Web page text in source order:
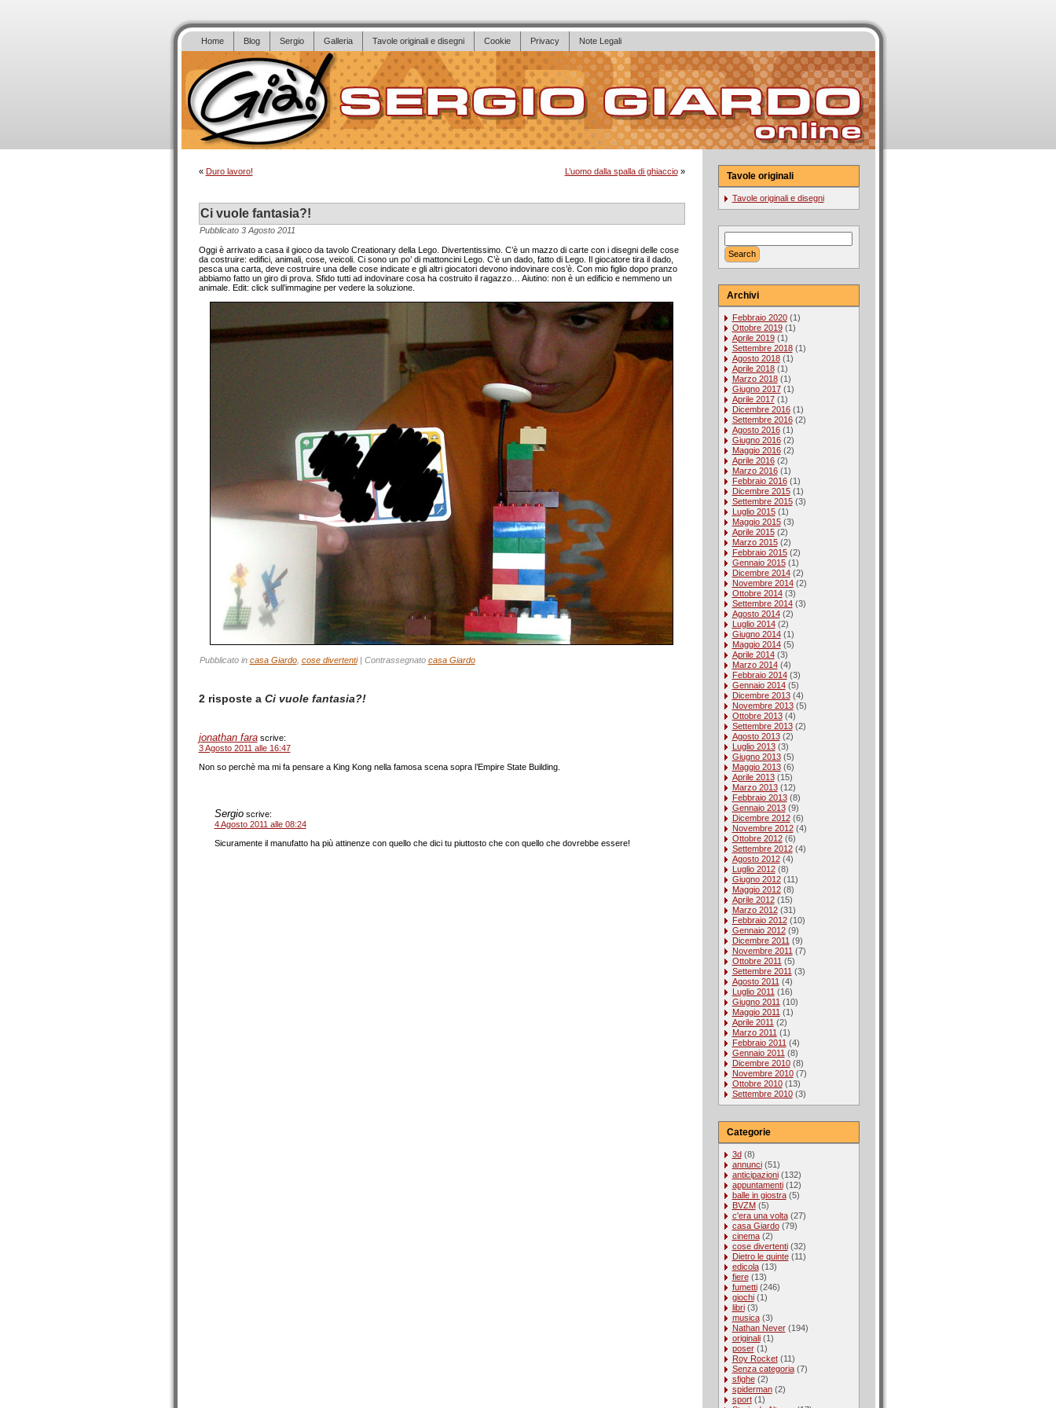
Home Blog Sergio Galleria Tavole originali e disegni Cookie Privacy Note Legali
« Duro lavoro! L’uomo dalla spalla di ghiaccio»
Ci vuole fantasia?!
Pubblicato 3 Agosto 2011
Oggi è arrivato a casa il gioco da tavolo Creationary della Lego. Divertentissimo. C’è un mazzo di carte con i disegni delle cose
da costruire: edifici, animali, cose, veicoli. Ci sono un po’ di mattoncini Lego. C’è un dado, fatto di Lego. Il giocatore tira il dado,
pesca una carta, deve costruire una delle cose indicate e gli altri giocatori devono indovinare cos’è. Con mio figlio dopo pranzo
abbiamo fatto un giro di prova. Sfido tutti ad indovinare cosa ha costruito il ragazzo… Aiutino: non è un edificio e nemmeno un
animale. Edit: click sull’immagine per vedere la soluzione.
Pubblicato in casa Giardo, cose divertenti| Contrassegnato casa Giardo
2 risposte a Ci vuole fantasia?!
jonathan fara scrive:
3 Agosto 2011 alle 16:47
Non so perchè ma mi fa pensare a King Kong nella famosa scena sopra l’Empire State Building.
Sergio scrive:
4 Agosto 2011 alle 08:24
Sicuramente il manufatto ha più attinenze con quello che dici tu piuttosto che con quello che dovrebbe essere!
Tavole originali
Tavole originali e disegni
Archivi
Febbraio 2020(1)
Ottobre 2019(1)
Aprile 2019(1)
Settembre 2018(1)
Agosto 2018(1)
Aprile 2018(1)
Marzo 2018(1)
Giugno 2017(1)
Aprile 2017(1)
Dicembre 2016(1)
Settembre 2016(2)
Agosto 2016(1)
Giugno 2016(2)
Maggio 2016(2)
Aprile 2016(2)
Marzo 2016(1)
Febbraio 2016(1)
Dicembre 2015(1)
Settembre 2015(3)
Luglio 2015(1)
Maggio 2015(3)
Aprile 2015(2)
Marzo 2015(2)
Febbraio 2015(2)
Gennaio 2015(1)
Dicembre 2014(2)
Novembre 2014(2)
Ottobre 2014(3)
Settembre 2014(3)
Agosto 2014(2)
Luglio 2014(2)
Giugno 2014(1)
Maggio 2014(5)
Aprile 2014(3)
Marzo 2014(4)
Febbraio 2014(3)
Gennaio 2014(5)
Dicembre 2013(4)
Novembre 2013(5)
Ottobre 2013(4)
Settembre 2013(2)
Agosto 2013(2)
Luglio 2013(3)
Giugno 2013(5)
Maggio 2013(6)
Aprile 2013(15)
Marzo 2013(12)
Febbraio 2013(8)
Gennaio 2013(9)
Dicembre 2012(6)
Novembre 2012(4)
Ottobre 2012(6)
Settembre 2012(4)
Agosto 2012(4)
Luglio 2012(8)
Giugno 2012(11)
Maggio 2012(8)
Aprile 2012(15)
Marzo 2012(31)
Febbraio 2012(10)
Gennaio 2012(9)
Dicembre 2011 (9)
Novembre 2011 (7)
Ottobre 2011 (5)
Settembre 2011 (3)
Agosto 2011 (4)
Luglio 2011 (16)
Giugno 2011 (10)
Maggio 2011 (1)
Aprile 2011 (2)
Marzo 2011 (1)
Febbraio 2011 (4)
Gennaio 2011 (8)
Dicembre 2010(8)
Novembre 2010(7)
Ottobre 2010(13)
Settembre 2010(3)
Categorie
3d(8)
annunci(51)
anticipazioni(132)
appuntamenti(12)
balle in giostra(5)
BVZM(5)
c'era una volta(27)
casa Giardo(79)
cinema(2)
cose divertenti(32)
Dietro le quinte(11)
edicola(13)
fiere(13)
fumetti(246)
giochi(1)
libri(3)
musica(3)
Nathan Never(194)
originali(1)
poser(1)
Roy Rocket(11)
Senza categoria(7)
sfighe(2)
spiderman(2)
sport(1)